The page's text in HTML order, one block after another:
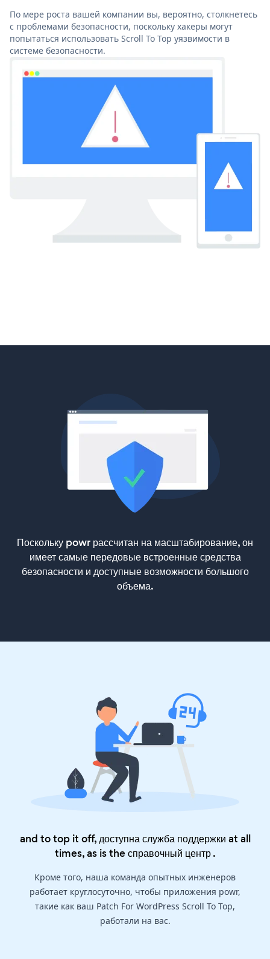
По мере роста вашей компании вы, вероятно, столкнетесь
с проблемами безопасности, поскольку хакеры могут
попытаться использовать Scroll To Top уязвимости в
системе безопасности.
Поскольку powr рассчитан на масштабирование, он
имеет самые передовые встроенные средства
безопасности и доступные возможности большого
объема.
and to top it off, доступна служба поддержки at all
times, as is theсправочный центр.
Кроме того, наша команда опытных инженеров
работает круглосуточно, чтобы приложения powr,
такие как ваш Patch For WordPress Scroll To Top,
работали на вас.